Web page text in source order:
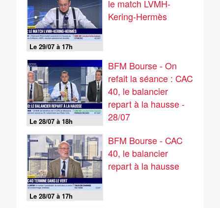
Le 29/07 à 17h
le match LVMH-
Kering-Hermès
Le 28/07 à 18h
BFM Bourse - On
refait la séance : CAC
40, le balancier
repart à la hausse -
28/07
Le 28/07 à 17h
BFM Bourse - CAC
40, le balancier
repart à la hausse